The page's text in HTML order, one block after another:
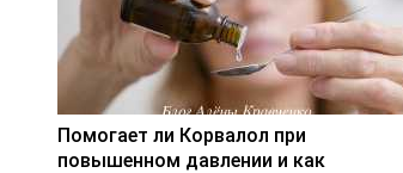
Помогает ли Корвалол при
повышенном давлении и как